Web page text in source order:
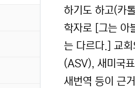
하기도 하고(카
학자로 [그는
는 다르다.] 교
(ASV), 새미국
새번역 등이 근